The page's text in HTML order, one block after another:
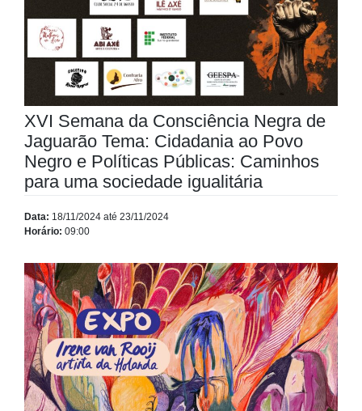
XVI Semana da Consciência Negra de
Jaguarão Tema: Cidadania ao Povo
Negro e Políticas Públicas: Caminhos
para uma sociedade igualitária
Data: 18/11/2024 até 23/11/2024
Horário: 09:00